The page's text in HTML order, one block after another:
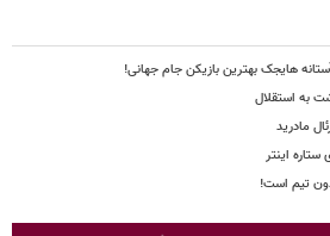
هایجک بهترین بازیکن جام جهانی!
به استقلال
مادرید
اینتر
تیم است!